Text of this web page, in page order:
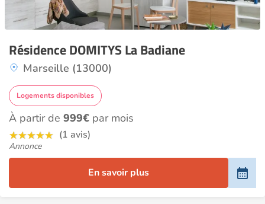
Résidence DOMITYS La Badiane
Marseille (13000)
Logements disponibles
À partir de 999€ par mois
(1 avis)
Annonce
En savoir plus